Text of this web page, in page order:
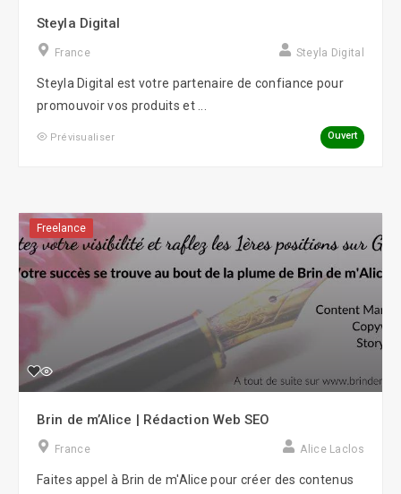
Steyla Digital
France Steyla Digital
Steyla Digital est votre partenaire de confiance pour
promouvoir vos produits et ...
Prévisualiser Ouvert
Freelance
Brin de m’Alice | Rédaction Web SEO
France Alice Laclos
Faites appel à Brin de m'Alice pour créer des contenus